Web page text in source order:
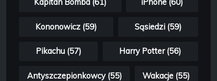
Kapitan Bomba (61) iPhone (60)
Kononowicz (59) Sąsiedzi (59)
Pikachu (57) Harry Potter (56)
Antyszczepionkowcy (55) Wakacje (55)